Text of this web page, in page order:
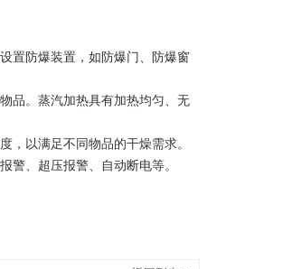
置防爆装置，如防爆门、防爆窗
品。蒸汽加热具有加热均匀、无
，以满足不同物品的干燥需求。
警、超压报警、自动断电等。